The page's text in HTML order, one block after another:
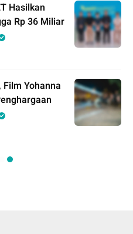
Hasilkan
Rp 36 Miliar
Yohanna